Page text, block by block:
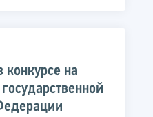
на